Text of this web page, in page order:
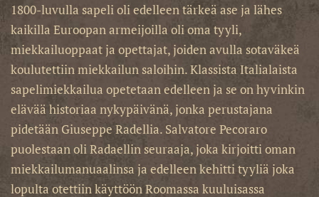
1800-luvulla sapeli oli edelleen tärkeä ase ja lähes
kaikilla Euroopan armeijoilla oli oma tyyli,
miekkailuoppaat ja opettajat, joiden avulla sotaväkeä
koulutettiin miekkailun saloihin. Klassista Italialaista
sapelimiekkailua opetetaan edelleen ja se on hyvinkin
elävää historiaa nykypäivänä, jonka perustajana
pidetään Giuseppe Radellia. Salvatore Pecoraro
puolestaan oli Radaellin seuraaja, joka kirjoitti oman
miekkailumanuaalinsa ja edelleen kehitti tyyliä joka
lopulta otettiin käyttöön Roomassa kuuluisassa